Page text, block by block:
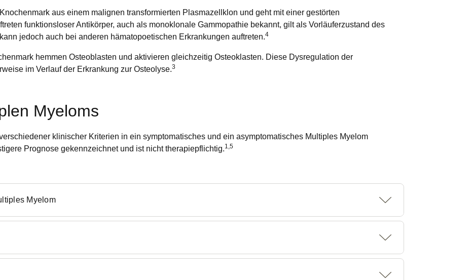
aus einem malignen transformierten Plasmazellklon und geht mit einer gestörten
funktionsloser Antikörper, auch als monoklonale Gammopathie bekannt, gilt als Vorläuferzustand des
jedoch auch bei anderen hämatopoetischen Erkrankungen auftreten.4
hemmen Osteoblasten und aktivieren gleichzeitig Osteoklasten. Diese Dysregulation der
im Verlauf der Erkrankung zur Osteolyse.3
Myeloms
klinischer Kriterien in ein symptomatisches und ein asymptomatisches Multiples Myelom
Prognose gekennzeichnet und ist nicht therapiepflichtig.1,5
Myelom